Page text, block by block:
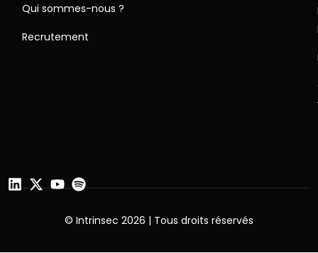
Qui sommes-nous ?
Recrutement
© Intrinsec 2026 | Tous droits réservés